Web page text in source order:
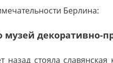
Берлина:
декоративно-
назад стояла